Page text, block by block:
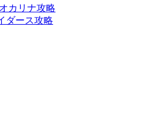
カリナ攻略
ダース攻略